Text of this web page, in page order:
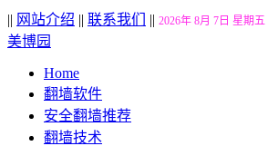
|| 网站介绍 || 联系我们 || 2026年 8月 7日 星期五
美博园
Home
翻墙软件
安全翻墙推荐
翻墙技术